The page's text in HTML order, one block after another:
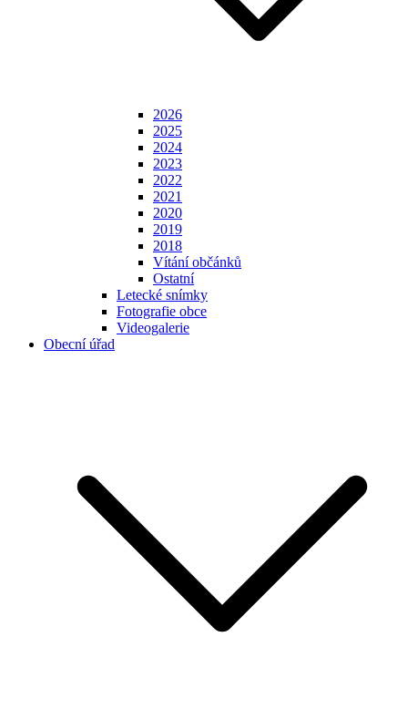
2026
2025
2024
2023
2022
2021
2020
2019
2018
Vítání občánků
Ostatní
Letecké snímky
Fotografie obce
Videogalerie
Obecní úřad